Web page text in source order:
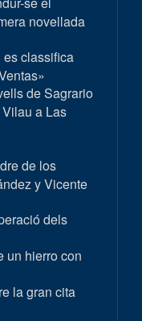
novellada
classifica
de Sagrario
a Las
de los
y Vicente
dels
un hierro con
la gran cita